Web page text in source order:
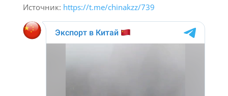
Источник: https://t.me/chinakzz/739